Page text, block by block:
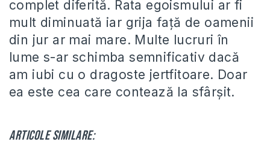
complet diferită. Rata egoismului ar fi
mult diminuată iar grija față de oamenii
din jur ar mai mare. Multe lucruri în
lume s-ar schimba semnificativ dacă
am iubi cu o dragoste jertfitoare. Doar
ea este cea care contează la sfârșit.
Articole similare: